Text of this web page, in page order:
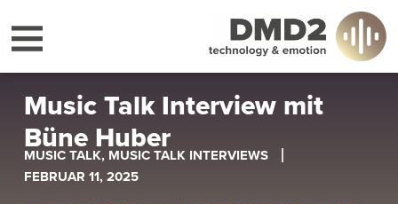
Music Talk Interview mit
Büne Huber
MUSIC TALK, MUSIC TALK INTERVIEWS
FEBRUAR 11, 2025